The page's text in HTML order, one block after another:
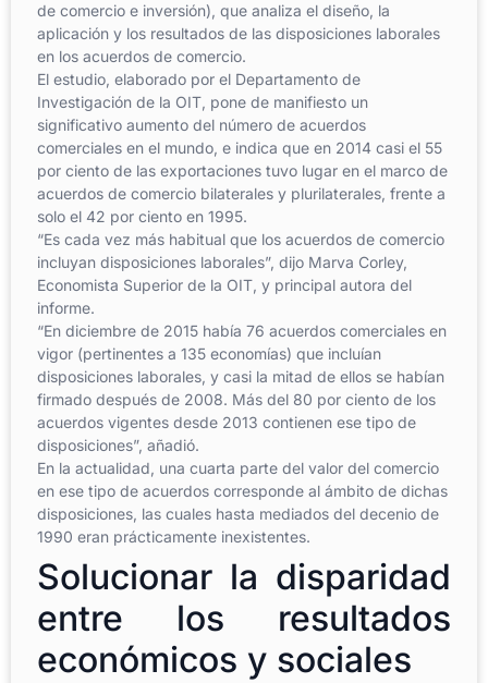
de comercio e inversión), que analiza el diseño, la
aplicación y los resultados de las disposiciones laborales
en los acuerdos de comercio.
El estudio, elaborado por el Departamento de
Investigación de la OIT, pone de manifiesto un
significativo aumento del número de acuerdos
comerciales en el mundo, e indica que en 2014 casi el 55
por ciento de las exportaciones tuvo lugar en el marco de
acuerdos de comercio bilaterales y plurilaterales, frente a
solo el 42 por ciento en 1995.
“Es cada vez más habitual que los acuerdos de comercio
incluyan disposiciones laborales”, dijo Marva Corley,
Economista Superior de la OIT, y principal autora del
informe.
“En diciembre de 2015 había 76 acuerdos comerciales en
vigor (pertinentes a 135 economías) que incluían
disposiciones laborales, y casi la mitad de ellos se habían
firmado después de 2008. Más del 80 por ciento de los
acuerdos vigentes desde 2013 contienen ese tipo de
disposiciones”, añadió.
En la actualidad, una cuarta parte del valor del comercio
en ese tipo de acuerdos corresponde al ámbito de dichas
disposiciones, las cuales hasta mediados del decenio de
1990 eran prácticamente inexistentes.
Solucionar la disparidad
entre los resultados
económicos y sociales